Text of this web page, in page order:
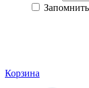
Корзина